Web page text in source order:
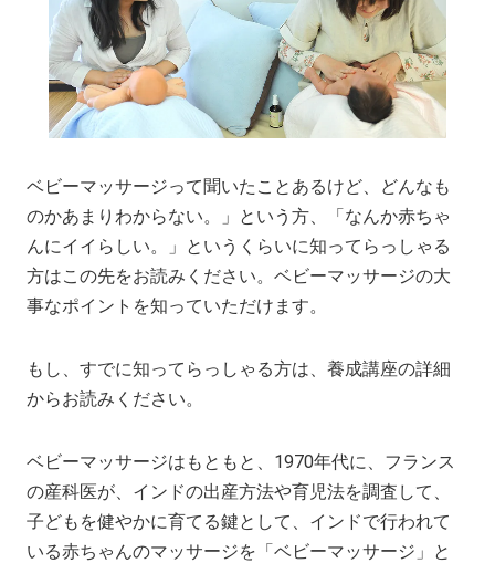
ベビーマッサージって聞いたことあるけど、どんなも
のかあまりわからない。」という方、「なんか赤ちゃ
んにイイらしい。」というくらいに知ってらっしゃる
方はこの先をお読みください。ベビーマッサージの大
事なポイントを知っていただけます。
もし、すでに知ってらっしゃる方は、養成講座の詳細
からお読みください。
ベビーマッサージはもともと、1970年代に、フランス
の産科医が、インドの出産方法や育児法を調査して、
子どもを健やかに育てる鍵として、インドで行われて
いる赤ちゃんのマッサージを「ベビーマッサージ」と